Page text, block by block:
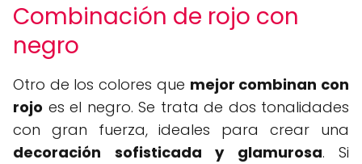
Combinación de rojo con
negro
Otro de los colores que mejor combinan con
rojo es el negro. Se trata de dos tonalidades
con gran fuerza, ideales para crear una
decoración sofisticada y glamurosa. Si